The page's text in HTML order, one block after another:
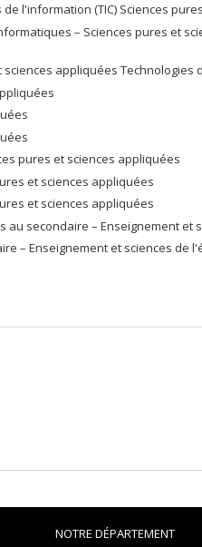
l'information (TIC) Sciences
– Sciences pures et
appliquées Technologies
pures et sciences appliquées
et sciences appliquées
et sciences appliquées
secondaire – Enseignement et
– Enseignement et sciences de
NOTRE DÉPARTEMENT